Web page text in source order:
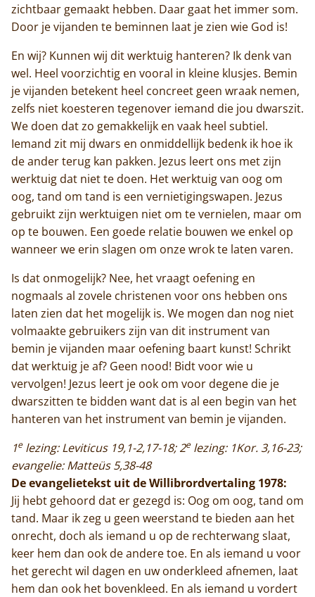
Trappisten
De abdij
Actueel
Monnik worden
Contact
zichtbaar gemaakt hebben. Daar gaat het immer som.
Door je vijanden te beminnen laat je zien wie God is!
En wij? Kunnen wij dit werktuig hanteren? Ik denk van
wel. Heel voorzichtig en vooral in kleine klusjes. Bemin
je vijanden betekent heel concreet geen wraak nemen,
zelfs niet koesteren tegenover iemand die jou dwarszit.
We doen dat zo gemakkelijk en vaak heel subtiel.
Iemand zit mij dwars en onmiddellijk bedenk ik hoe ik
de ander terug kan pakken. Jezus leert ons met zijn
werktuig dat niet te doen. Het werktuig van oog om
oog, tand om tand is een vernietigingswapen. Jezus
gebruikt zijn werktuigen niet om te vernielen, maar om
op te bouwen. Een goede relatie bouwen we enkel op
wanneer we erin slagen om onze wrok te laten varen.
Is dat onmogelijk? Nee, het vraagt oefening en
nogmaals al zovele christenen voor ons hebben ons
laten zien dat het mogelijk is. We mogen dan nog niet
volmaakte gebruikers zijn van dit instrument van
bemin je vijanden maar oefening baart kunst! Schrikt
dat werktuig je af? Geen nood! Bidt voor wie u
vervolgen! Jezus leert je ook om voor degene die je
dwarszitten te bidden want dat is al een begin van het
hanteren van het instrument van bemin je vijanden.
1elezing: Leviticus 19,1-2,17-18; 2elezing: 1Kor. 3,16-23;
evangelie: Matteüs 5,38-48
De evangelietekst uit de Willibrordvertaling 1978:
Jij hebt gehoord dat er gezegd is: Oog om oog, tand om
tand. Maar ik zeg u geen weerstand te bieden aan het
onrecht, doch als iemand u op de rechterwang slaat,
keer hem dan ook de andere toe. En als iemand u voor
het gerecht wil dagen en uw onderkleed afnemen, laat
hem dan ook het bovenkleed. En als iemand u vordert